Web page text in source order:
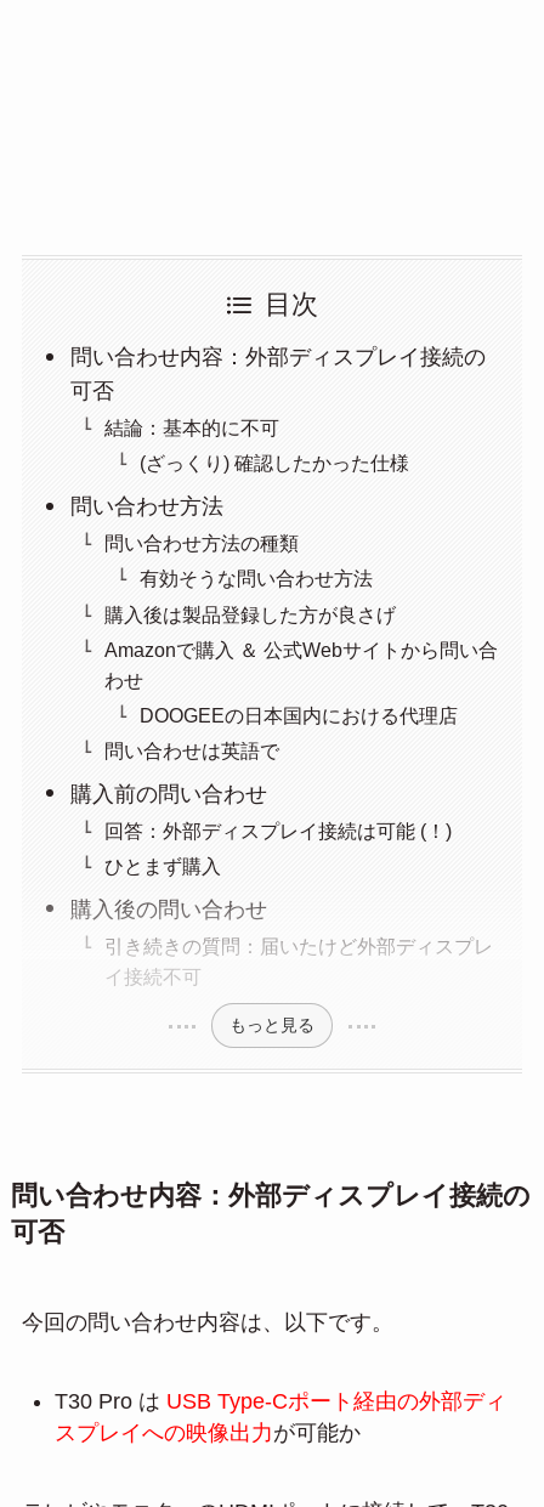
目次
問い合わせ内容：外部ディスプレイ接続の
可否
結論：基本的に不可
(ざっくり) 確認したかった仕様
問い合わせ方法
問い合わせ方法の種類
有効そうな問い合わせ方法
購入後は製品登録した方が良さげ
Amazonで購入 ＆ 公式Webサイトから問い合
わせ
DOOGEEの日本国内における代理店
問い合わせは英語で
購入前の問い合わせ
回答：外部ディスプレイ接続は可能 (！)
ひとまず購入
購入後の問い合わせ
引き続きの質問：届いたけど外部ディスプレ
イ接続不可
もっと見る
問い合わせ内容：外部ディスプレイ接続の
可否
今回の問い合わせ内容は、以下です。
T30 Pro は USB Type-Cポート経由の外部ディ
スプレイへの映像出力が可能か